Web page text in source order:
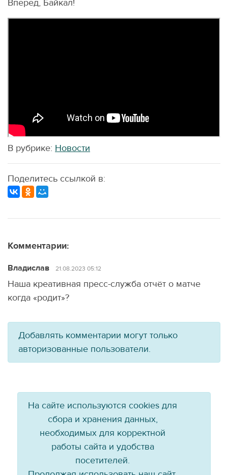
Вперед, Байкал!
В рубрике: Новости
Поделитесь ссылкой в:
Комментарии:
Владислав 21.08.2023 05:12
Наша креативная пресс-служба отчёт о матче
когда «родит»?
Добавлять комментарии могут только
авторизованные пользователи.
На сайте используются cookies для
сбора и хранения данных,
необходимых для корректной
работы сайта и удобства
посетителей.